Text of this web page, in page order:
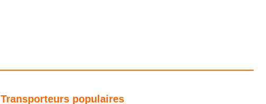
Transporteurs populaires